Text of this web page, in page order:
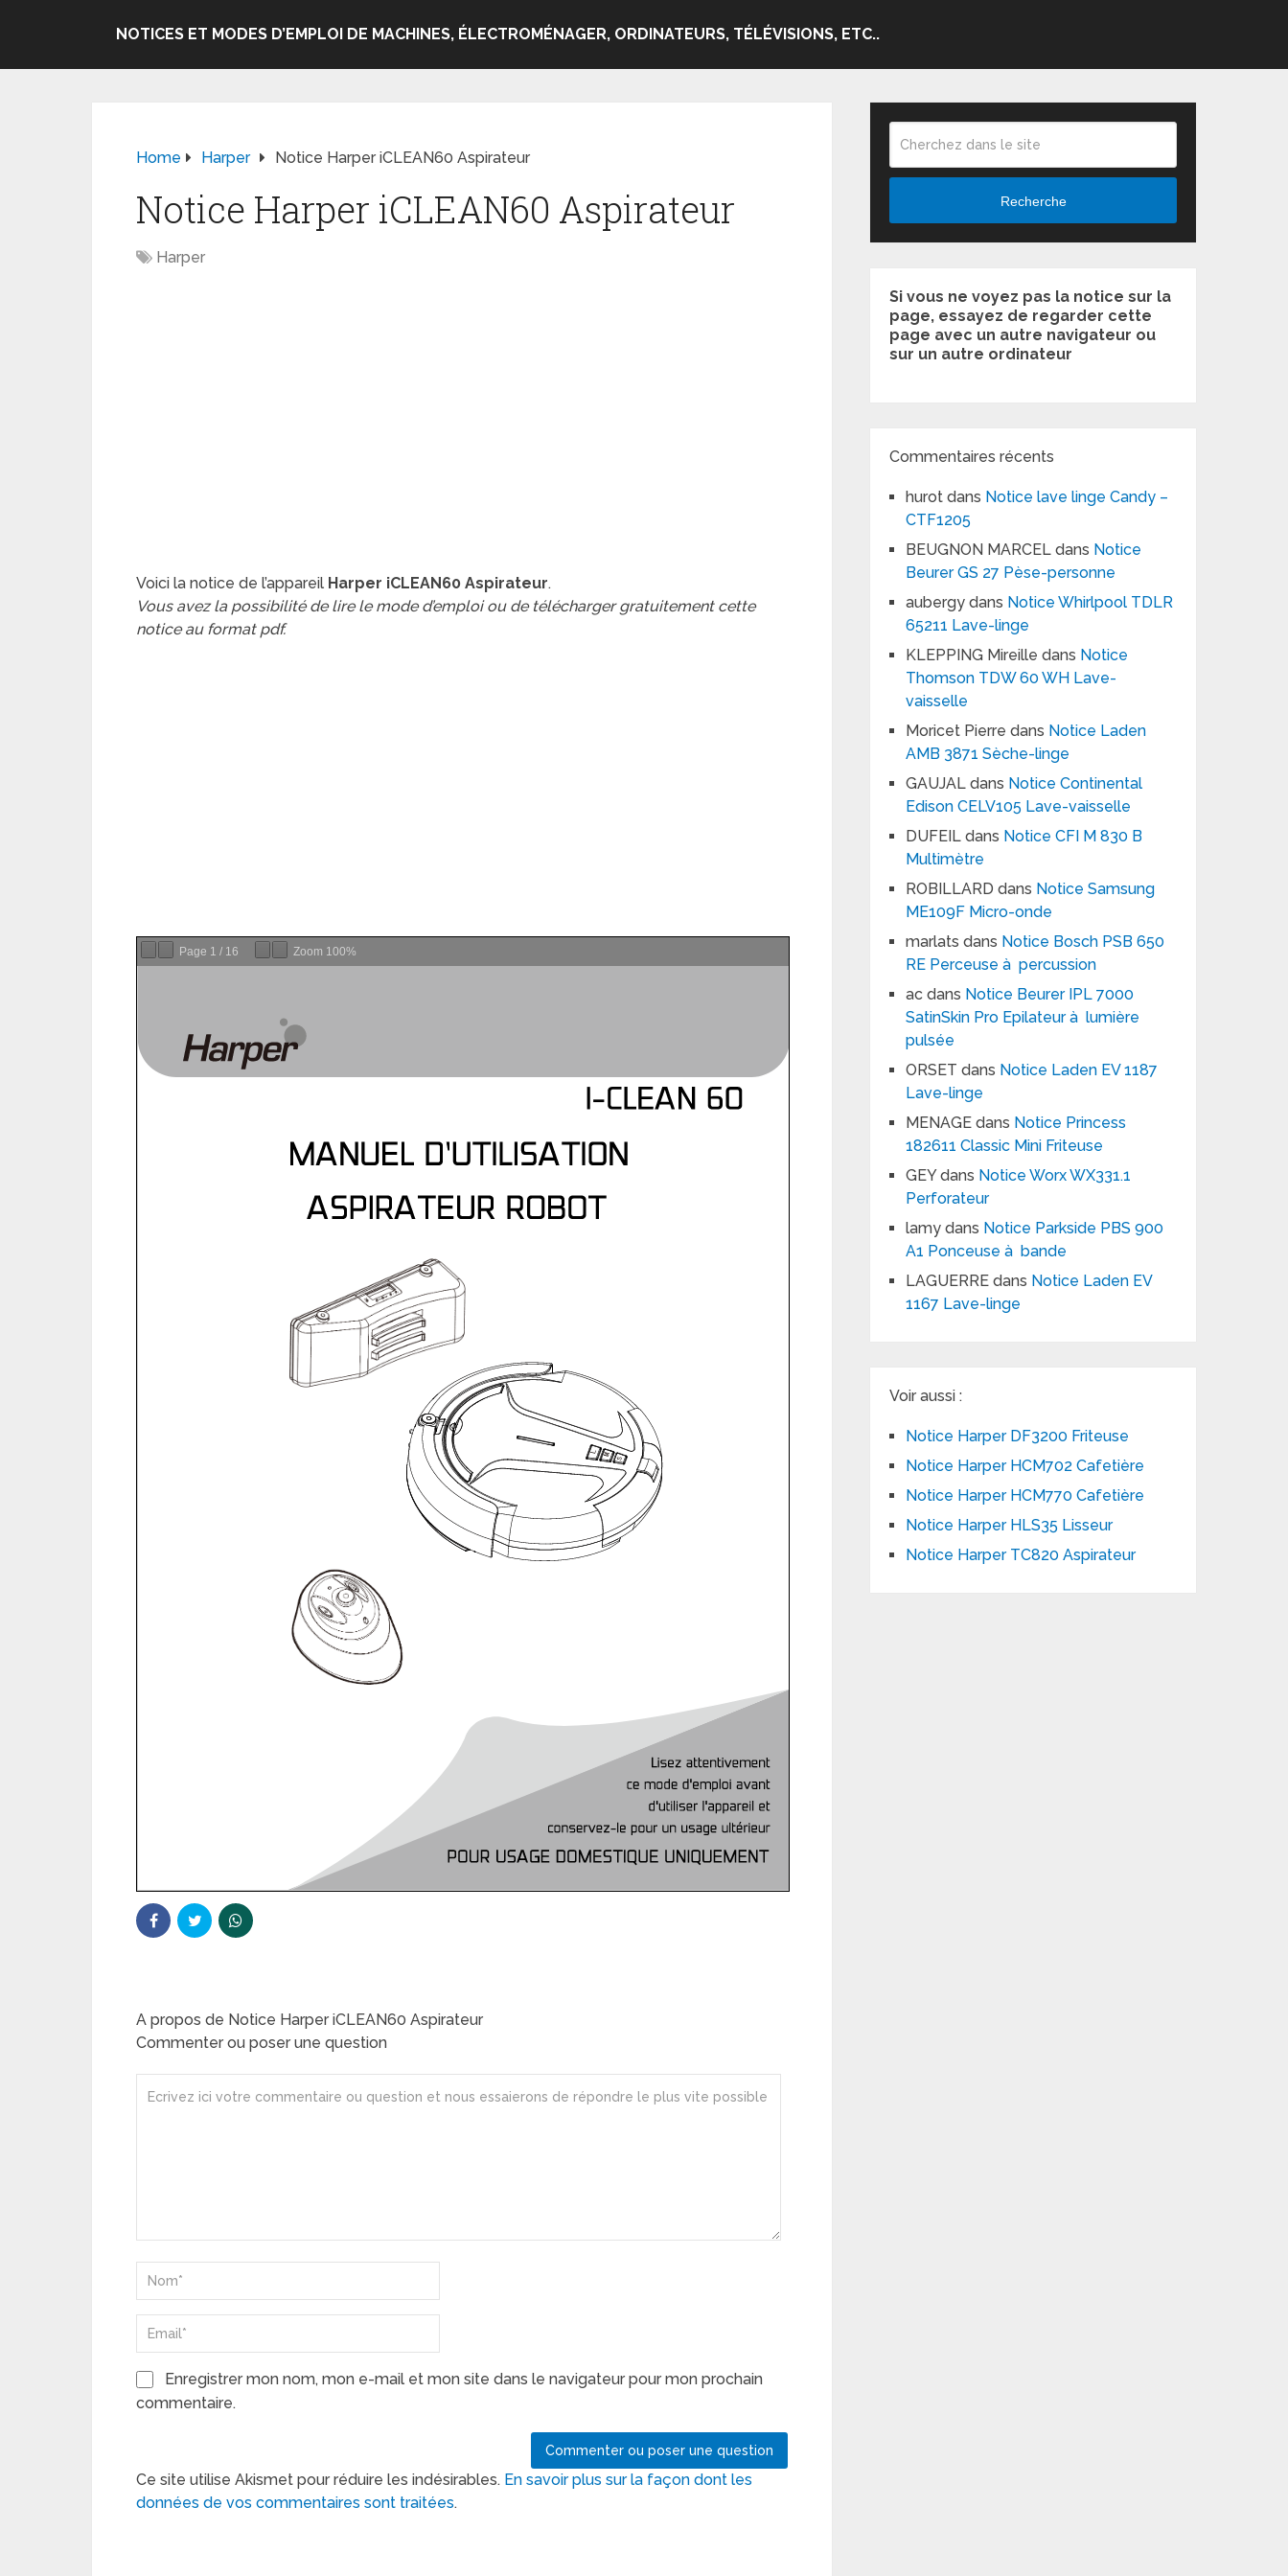
NOTICES ET MODES D’EMPLOI DE MACHINES, ÉLECTROMÉNAGER, ORDINATEURS, TÉLÉVISIONS, ETC..
Home Harper Notice Harper iCLEAN60 Aspirateur
Notice Harper iCLEAN60 Aspirateur
Harper
Voici la notice de l’appareil Harper iCLEAN60 Aspirateur.
Vous avez la possibilité de lire le mode d’emploi ou de télécharger gratuitement cette
notice au format pdf.
Page 1 / 16 Zoom 100%
A propos de Notice Harper iCLEAN60 Aspirateur
Commenter ou poser une question
Enregistrer mon nom, mon e-mail et mon site dans le navigateur pour mon prochain
commentaire.
Ce site utilise Akismet pour réduire les indésirables. En savoir plus sur la façon dont les
données de vos commentaires sont traitées.
Recherche
Si vous ne voyez pas la notice sur la
page, essayez de regarder cette
page avec un autre navigateur ou
sur un autre ordinateur
Commentaires récents
hurot dans Notice lave linge Candy –
CTF1205
BEUGNON MARCEL dans Notice
Beurer GS 27 Pèse-personne
aubergy dans Notice Whirlpool TDLR
65211 Lave-linge
KLEPPING Mireille dans Notice
Thomson TDW 60 WH Lave-
vaisselle
Moricet Pierre dans Notice Laden
AMB 3871 Sèche-linge
GAUJAL dans Notice Continental
Edison CELV105 Lave-vaisselle
DUFEIL dans Notice CFI M 830 B
Multimètre
ROBILLARD dans Notice Samsung
ME109F Micro-onde
marlats dans Notice Bosch PSB 650
RE Perceuse à percussion
ac dans Notice Beurer IPL 7000
SatinSkin Pro Epilateur à lumière
pulsée
ORSET dans Notice Laden EV 1187
Lave-linge
MENAGE dans Notice Princess
182611 Classic Mini Friteuse
GEYdans Notice Worx WX331.1
Perforateur
lamy dans Notice Parkside PBS 900
A1 Ponceuse à bande
LAGUERRE dans Notice Laden EV
1167 Lave-linge
Voir aussi :
Notice Harper DF3200 Friteuse
Notice Harper HCM702 Cafetière
Notice Harper HCM770 Cafetière
Notice Harper HLS35 Lisseur
Notice Harper TC820 Aspirateur